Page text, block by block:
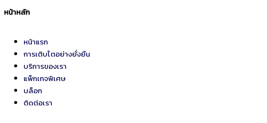
หน้าหลัก
หน้าแรก
การเติบโตอย่างยั่งยืน
บริการของเรา
แพ็กเกจพิเศษ
บล็อก
ติดต่อเรา